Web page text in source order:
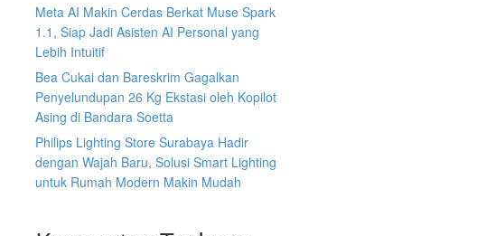
Meta AI Makin Cerdas Berkat Muse Spark
1.1, Siap Jadi Asisten AI Personal yang
Lebih Intuitif
Bea Cukai dan Bareskrim Gagalkan
Penyelundupan 26 Kg Ekstasi oleh Kopilot
Asing di Bandara Soetta
Philips Lighting Store Surabaya Hadir
dengan Wajah Baru, Solusi Smart Lighting
untuk Rumah Modern Makin Mudah